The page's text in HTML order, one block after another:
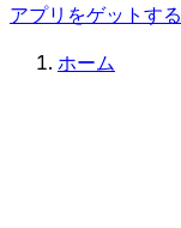
アプリをゲットする
ホーム